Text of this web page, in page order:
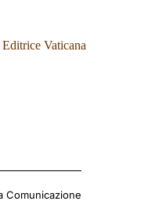
Vaticana
Comunicazione